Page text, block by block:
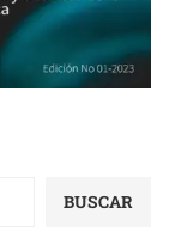
BUSCAR